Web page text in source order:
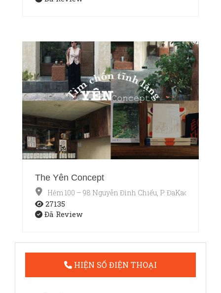
The Yên Concept
Hẻm 100 – 98 Nguyễn Đình Chiểu, P. ĐaKao, Quận 1,
27135
Đã Review
HIỆN SỐ ĐIỆN THOẠI